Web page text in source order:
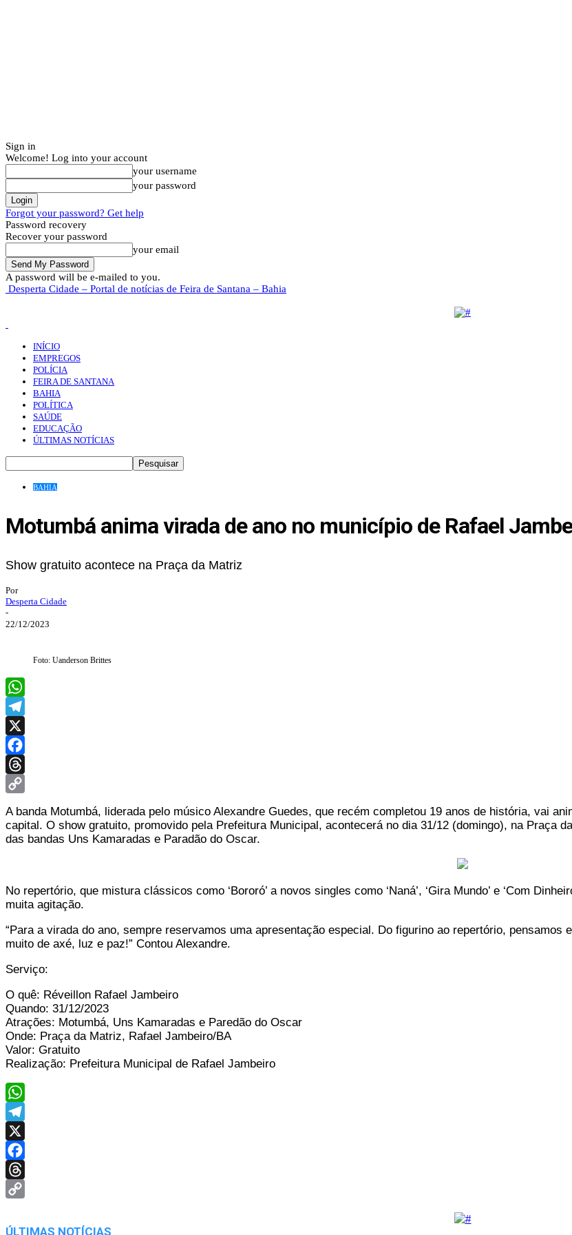
Sign in
Welcome! Log into your account
your username
your password
Forgot your password? Get help
Password recovery
Recover your password
your email
A password will be e-mailed to you.
Desperta Cidade – Portal de notícias de Feira de Santana – Bahia
INÍCIO
EMPREGOS
POLÍCIA
FEIRA DE SANTANA
BAHIA
POLÍTICA
SAÚDE
EDUCAÇÃO
ÚLTIMAS NOTÍCIAS
BAHIA
Motumbá anima virada de ano no município de Rafael
Show gratuito acontece na Praça da Matriz
Por
Desperta Cidade
-
22/12/2023
Foto: Uanderson Brittes
WhatsApp
Telegram
X
Facebook
Threads
Link
A banda Motumbá, liderada pelo músico Alexandre Guedes, que recém completou 19 anos de história, vai
capital. O show gratuito, promovido pela Prefeitura Municipal, acontecerá no dia 31/12 (domingo), na Praça
das bandas Uns Kamaradas e Paradão do Oscar.
No repertório, que mistura clássicos como ‘Bororó’ a novos singles como ‘Naná’, ‘Gira Mundo’ e ‘Com
muita agitação.
“Para a virada do ano, sempre reservamos uma apresentação especial. Do figurino ao repertório,
muito de axé, luz e paz!” Contou Alexandre.
Serviço:
O quê: Réveillon Rafael Jambeiro
Quando: 31/12/2023
Atrações: Motumbá, Uns Kamaradas e Paredão do Oscar
Onde: Praça da Matriz, Rafael Jambeiro/BA
Valor: Gratuito
Realização: Prefeitura Municipal de Rafael Jambeiro
WhatsApp
Telegram
X
Facebook
Threads
Link
ÚLTIMAS NOTÍCIAS